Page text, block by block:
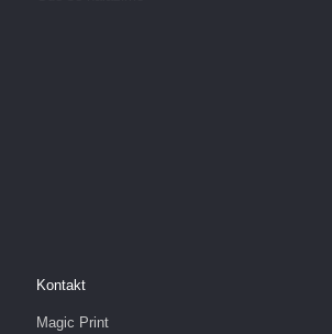
Kontakt
Magic Print